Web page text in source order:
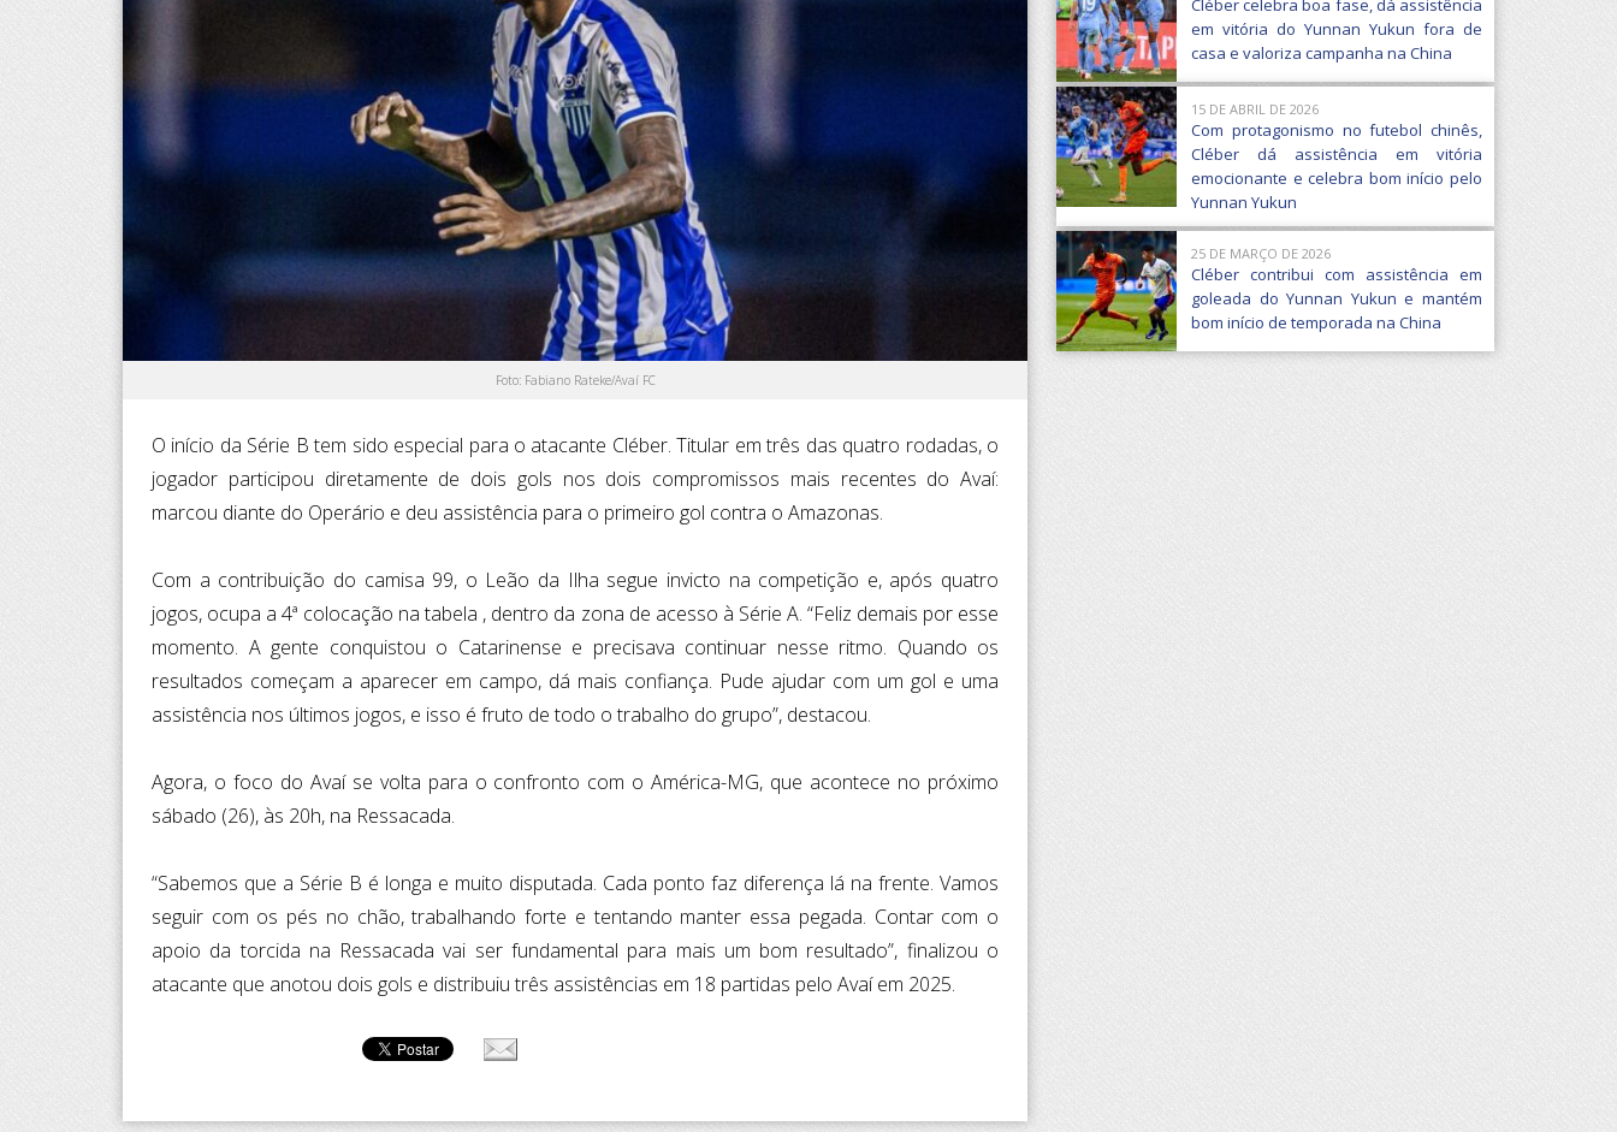
Foto: Fabiano Rateke/Avaí FC
O início da Série B tem sido especial para o atacante Cléber. Titular em três das quatro rodadas, o
jogador participou diretamente de dois gols nos dois compromissos mais recentes do Avaí:
marcou diante do Operário e deu assistência para o primeiro gol contra o Amazonas.
Com a contribuição do camisa 99, o Leão da Ilha segue invicto na competição e, após quatro
jogos, ocupa a 4ª colocação na tabela , dentro da zona de acesso à Série A. “Feliz demais por esse
momento. A gente conquistou o Catarinense e precisava continuar nesse ritmo. Quando os
resultados começam a aparecer em campo, dá mais confiança. Pude ajudar com um gol e uma
assistência nos últimos jogos, e isso é fruto de todo o trabalho do grupo”, destacou.
Agora, o foco do Avaí se volta para o confronto com o América-MG, que acontece no próximo
sábado (26), às 20h, na Ressacada.
“Sabemos que a Série B é longa e muito disputada. Cada ponto faz diferença lá na frente. Vamos
seguir com os pés no chão, trabalhando forte e tentando manter essa pegada. Contar com o
apoio da torcida na Ressacada vai ser fundamental para mais um bom resultado”, finalizou o
atacante que anotou dois gols e distribuiu três assistências em 18 partidas pelo Avaí em 2025.
Cléber celebra boa fase, dá assistência
em vitória do Yunnan Yukun fora de
casa e valoriza campanha na China
15 DE ABRIL DE 2026
Com protagonismo no futebol chinês,
Cléber dá assistência em vitória
emocionante e celebra bom início pelo
Yunnan Yukun
25 DE MARÇO DE 2026
Cléber contribui com assistência em
goleada do Yunnan Yukun e mantém
bom início de temporada na China